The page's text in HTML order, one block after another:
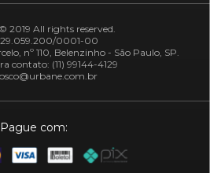
2019 All rights reserved.
29.059.200/0001-00
nº 110, Belenzinho - São Paulo, SP.
contato: (11) 99144-4129
Pague com: